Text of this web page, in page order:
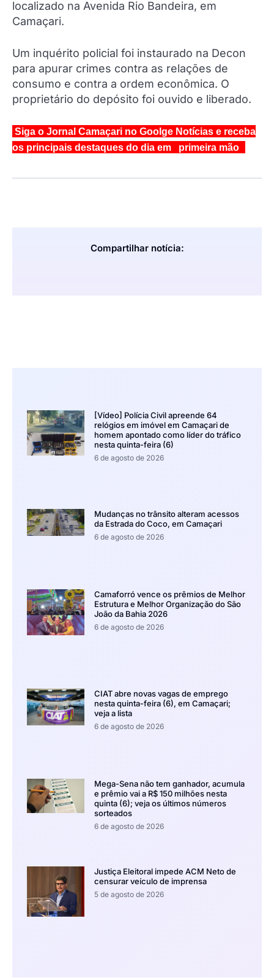
localizado na Avenida Rio Bandeira, em
Camaçari.
Um inquérito policial foi instaurado na Decon
para apurar crimes contra as relações de
consumo e contra a ordem econômica. O
proprietário do depósito foi ouvido e liberado.
Siga o Jornal Camaçari no Goolge Notícias e receba
os principais destaques do dia em primeira mão
Compartilhar notícia:
[Vídeo] Polícia Civil apreende 64
relógios em imóvel em Camaçari de
homem apontado como líder do tráfico
nesta quinta-feira (6)
6 de agosto de 2026
Mudanças no trânsito alteram acessos
da Estrada do Coco, em Camaçari
6 de agosto de 2026
Camaforró vence os prêmios de Melhor
Estrutura e Melhor Organização do São
João da Bahia 2026
6 de agosto de 2026
CIAT abre novas vagas de emprego
nesta quinta-feira (6), em Camaçari;
veja a lista
6 de agosto de 2026
Mega-Sena não tem ganhador, acumula
e prêmio vai a R$ 150 milhões nesta
quinta (6); veja os últimos números
sorteados
6 de agosto de 2026
Justiça Eleitoral impede ACM Neto de
censurar veículo de imprensa
5 de agosto de 2026